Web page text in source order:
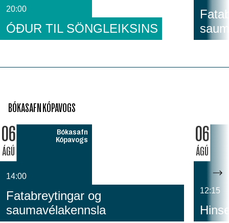
20:00
ÓÐUR TIL SÖNGLEIKSINS
BÓKASAFN KÓPAVOGS
06
ÁGÚ
Bókasafn
Kópavogs
14:00
Fatabreytingar og
saumavélakennsla
06
ÁGÚ
12:15